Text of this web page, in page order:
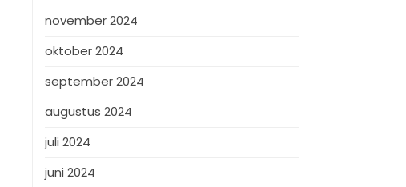
november 2024
oktober 2024
september 2024
augustus 2024
juli 2024
juni 2024